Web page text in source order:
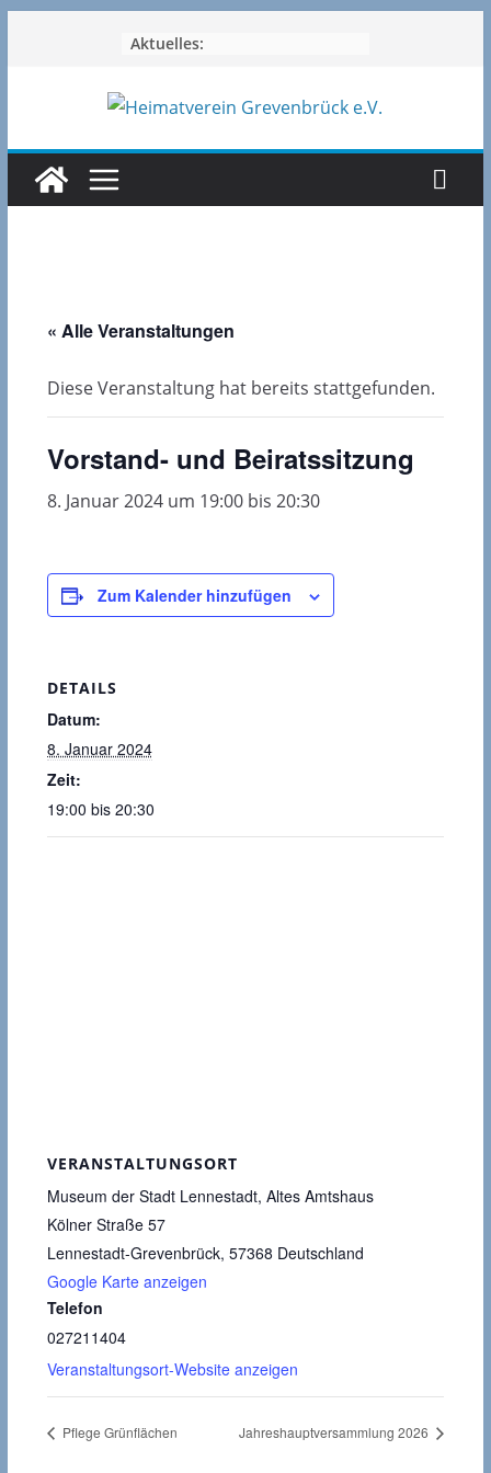
Aktuelles:
« Alle Veranstaltungen
Diese Veranstaltung hat bereits stattgefunden.
Vorstand- und Beiratssitzung
8. Januar 2024 um 19:00bis 20:30
Zum Kalender hinzufügen
DETAILS
Datum:
8. Januar 2024
Zeit:
19:00 bis 20:30
VERANSTALTUNGSORT
Museum der Stadt Lennestadt, Altes Amtshaus
Kölner Straße 57
Lennestadt-Grevenbrück, 57368 Deutschland
Google Karte anzeigen
Telefon
027211404
Veranstaltungsort-Website anzeigen
Pflege Grünflächen Jahreshauptversammlung 2026